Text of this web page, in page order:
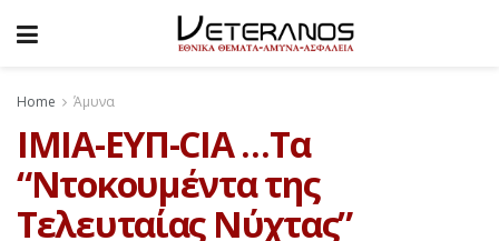
Home Άμυνα
ΙΜΙΑ-ΕΥΠ-CIA …Tα
“Ντοκουμέντα της
Τελευταίας Νύχτας”